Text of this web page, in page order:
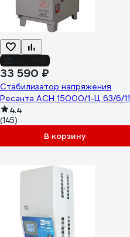
33 590 ₽
Стабилизатор напряжения
Ресанта АСН 15000/1-Ц 63/6/11
4.4
(145)
В корзину